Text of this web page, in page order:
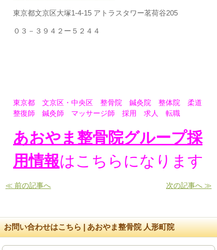
東京都文京区大塚1-4-15 アトラスタワー茗荷谷205
０３－３９４２ー５２４４
東京都 文京区・中央区 整骨院 鍼灸院 整体院 柔道
整復師 鍼灸師 マッサージ師 採用 求人 転職
あおやま整骨院グループ採
用情報はこちらになります
≪ 前の記事へ 次の記事へ ≫
お問い合わせはこちら | あおやま整骨院 人形町院